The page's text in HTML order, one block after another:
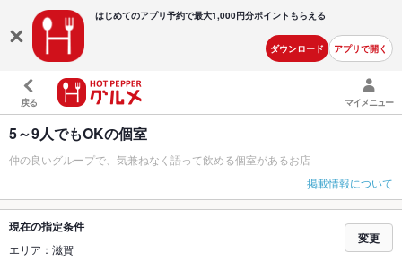
はじめてのアプリ予約で最大1,000円分ポイントもらえる
ダウンロード アプリで開く
戻る マイメニュー
5～9人でもOKの個室
仲の良いグループで、気兼ねなく語って飲める個室があるお店
掲載情報について
現在の指定条件
エリア：滋賀
変更